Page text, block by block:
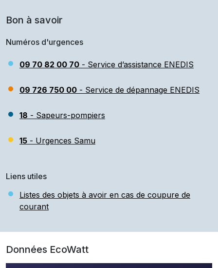
Bon à savoir
Numéros d'urgences
09 70 82 00 70 - Service d’assistance ENEDIS
09 726 750 00 - Service de dépannage ENEDIS
18 - Sapeurs-pompiers
15 - Urgences Samu
Liens utiles
Listes des objets à avoir en cas de coupure de
courant
Données EcoWatt